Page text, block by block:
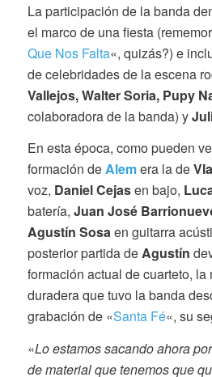
La participación de la banda
el marco de una fiesta
Que Nos Falta«, quizás?) e
de celebridades de la escena
Vallejos, Walter Soria, Pupy
colaboradora de la banda) y
En esta época, como pueden
formación deAlemera la de
voz, Daniel Cejasen bajo,
batería, Juan José
Agustín Sosaen guitarra
posterior partida deAgustín
formación actual de cuarteto, la
duradera que tuvo la banda
grabación de «Santa Fé«, su
«Lo estamos sacando ahora
de material que tenemos que